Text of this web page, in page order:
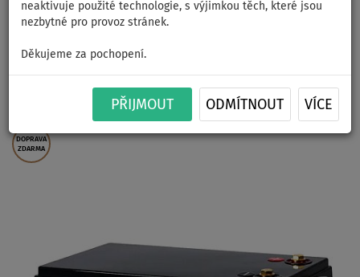
neaktivuje použité technologie, s výjimkou těch, které jsou
nezbytné pro provoz stránek.
Děkujeme za pochopení.
PŘIJMOUT ODMÍTNOUT VÍCE
Baterie IMPROVE 320Ah 12.8V
LiFePO4 Bluetooth - varianta:
baterie bez nabíječky
DOPRAVA
ZDARMA